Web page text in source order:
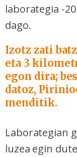
laborategia -
dago.
Izotz zati
eta 3
egon dira;
datoz,
menditik.
Laborategian
luzea egin